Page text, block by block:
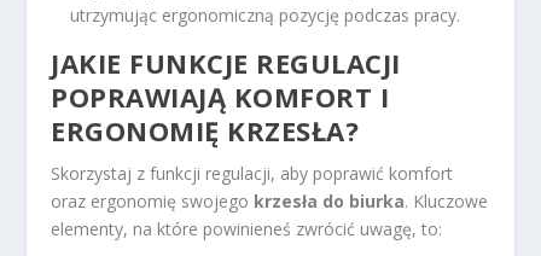
utrzymując ergonomiczną pozycję podczas pracy.
JAKIE FUNKCJE REGULACJI
POPRAWIAJĄ KOMFORT I
ERGONOMIĘ KRZESŁA?
Skorzystaj z funkcji regulacji, aby poprawić komfort
oraz ergonomię swojego krzesła do biurka. Kluczowe
elementy, na które powinieneś zwrócić uwagę, to: